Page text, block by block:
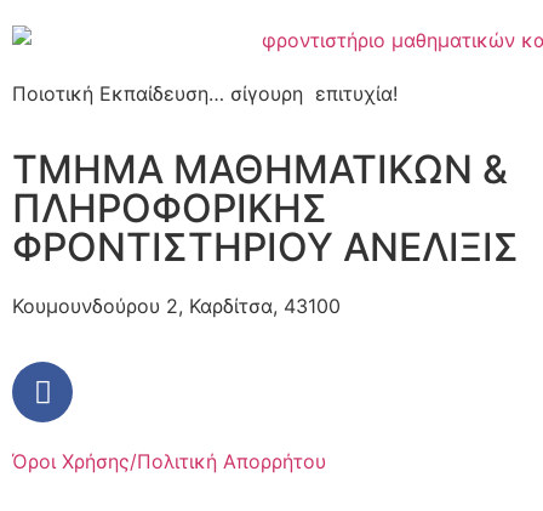
Ποιοτική Εκπαίδευση… σίγουρη επιτυχία!
ΤΜΗΜΑ ΜΑΘΗΜΑΤΙΚΩΝ &
ΠΛΗΡΟΦΟΡΙΚΗΣ
ΦΡΟΝΤΙΣΤΗΡΙΟΥ ΑΝΕΛΙΞΙΣ
Κουμουνδούρου 2, Καρδίτσα, 43100
Όροι Χρήσης/Πολιτική Απορρήτου